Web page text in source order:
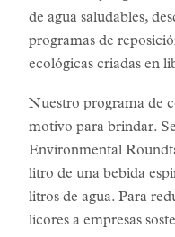
de agua saludables,
programas de
ecológicas criadas en
Nuestro programa de
motivo para brindar.
Environmental
litro de una bebida
litros de agua. Para
licores a empresas